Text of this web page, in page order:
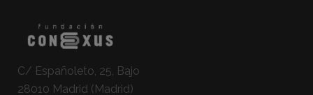
C/ Españoleto, 25, Bajo
28010 Madrid (Madrid)